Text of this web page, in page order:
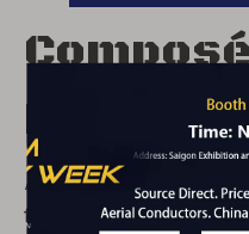
LSZH
Assurer la sécurité
fumée avec nos